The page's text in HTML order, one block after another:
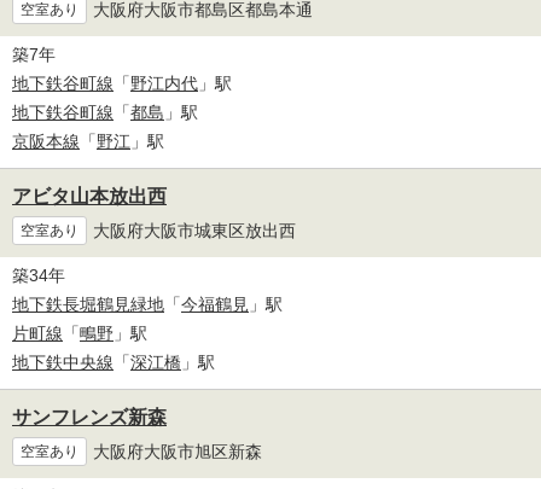
空室あり 大阪府大阪市都島区都島本通
築7年
地下鉄谷町線 「野江内代 」駅
地下鉄谷町線 「都島 」駅
京阪本線 「野江 」駅
アビタ山本放出西
空室あり 大阪府大阪市城東区放出西
築34年
地下鉄長堀鶴見緑地 「今福鶴見 」駅
片町線 「鴫野 」駅
地下鉄中央線 「深江橋 」駅
サンフレンズ新森
空室あり 大阪府大阪市旭区新森